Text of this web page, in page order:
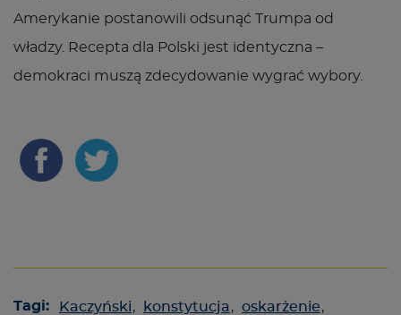
Amerykanie postanowili odsunąć Trumpa od
władzy. Recepta dla Polski jest identyczna –
demokraci muszą zdecydowanie wygrać wybory.
Tagi: Kaczyński, konstytucja, oskarżenie,